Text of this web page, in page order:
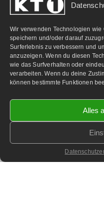
Wir verwenden Technologien
speichern und/oder darauf
Surferlebnis zu verbessern und
anzuzeigen. Wenn du diesen
wie das Surfverhalten oder
verarbeiten. Wenn du deine
können bestimmte Funktionen
Alles
PARTNERLINKS:
2026 KT1
Homepage &